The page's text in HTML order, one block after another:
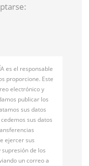
es el responsable
proporcione. Este
electrónico y
publicar los
sus datos
sus datos
ejercer sus
de los
un correo a